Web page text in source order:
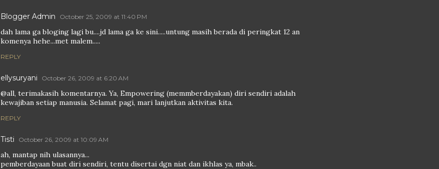
Blogger Admin October 25, 2009 at 11:40 PM
dah lama ga bloging lagi bu....jd lama ga ke sini.....untung masih berada di peringkat 12 an
komenya hehe...met malem.....
REPLY
ellysuryani October 26, 2009 at 6:20 AM
@all, terimakasih komentarnya. Ya, Empowering (memmberdayakan) diri sendiri adalah
kewajiban setiap manusia. Selamat pagi, mari lanjutkan aktivitas kita.
REPLY
Tisti October 26, 2009 at 10:09 AM
ah, mantap nih ulasannya...
pemberdayaan buat diri sendiri, tentu disertai dgn niat dan ikhlas ya, mbak..